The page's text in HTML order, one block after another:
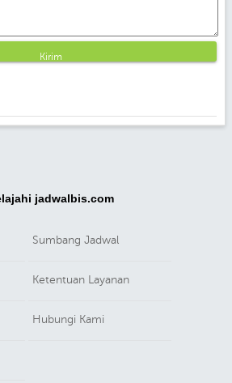
Kirim
jadwalbis.com
Sumbang Jadwal
Ketentuan Layanan
Hubungi Kami